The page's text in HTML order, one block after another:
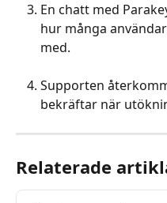
En chatt med
hur många
med.
Supporten
bekräftar när
Relaterade